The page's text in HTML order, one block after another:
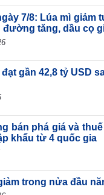
tháng 7: Xuất
659,6 tỷ USD,
7/8: Lúa mì giảm
tăng, dầu cọ
gần 42,8 tỷ USD
bán phá giá và
khẩu từ 4 quốc gia
trong nửa đầu